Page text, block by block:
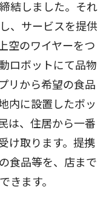
結しました。それ
、サービスを提供
空のワイヤーをつ
ロボットにて品物
リから希望の食品
内に設置したボッ
は、住居から一番
け取ります。提携
食品等を、店まで
きます。